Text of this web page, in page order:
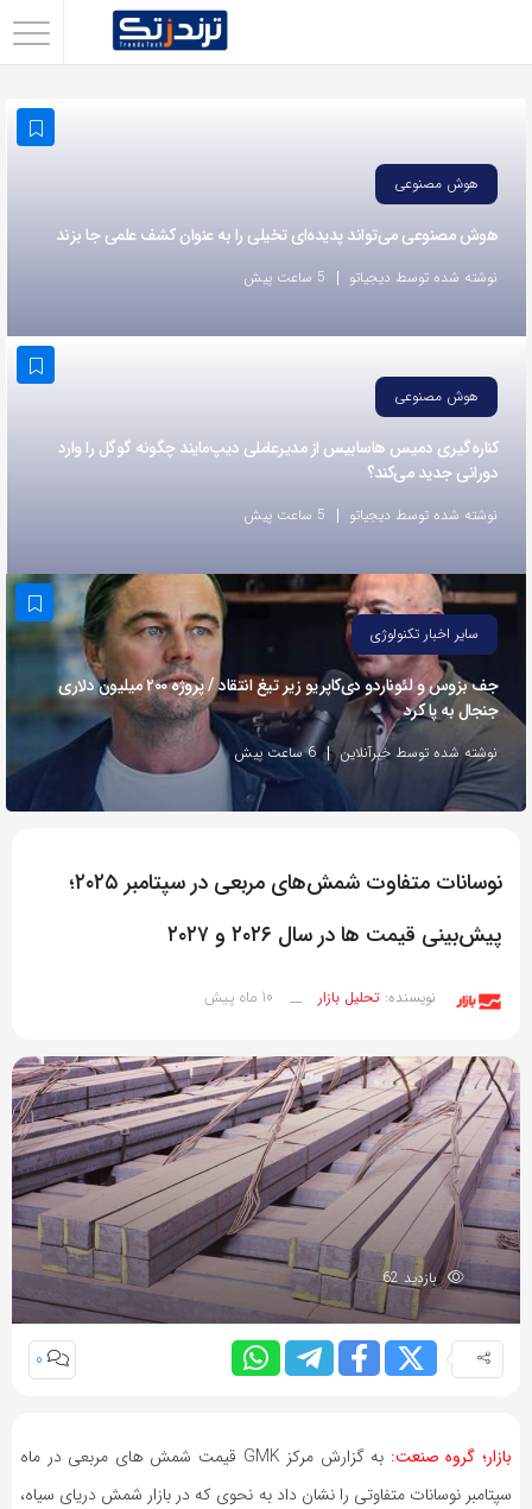
استفاده
روش‌های
زیر
این
صفحه
دوستان
خود
اشتراک
بگذارید.
کپی
لینک
هوش مصنوعی
هوش مصنوعی می‌تواند پدیده‌ای تخیلی را به عنوان کشف علمی جا بزند
نوشته شده توسط دیجیاتو 5 ساعت پیش
هوش مصنوعی
کناره‌گیری دمیس هاسابیس از مدیرعاملی دیپ‌مایند چگونه گوگل را وارد
دورانی جدید می‌کند؟
نوشته شده توسط دیجیاتو 5 ساعت پیش
سایر اخبار تکنولوژی
جف بزوس و لئوناردو دی‌کاپریو زیر تیغ انتقاد / پروژه ۲۰۰ میلیون دلاری
جنجال به پا کرد
نوشته شده توسط خبرآنلاین 6 ساعت پیش
نوسانات متفاوت شمش‌های مربعی در سپتامبر ۲۰۲۵؛
پیش‌بینی قیمت ها در سال ۲۰۲۶ و ۲۰۲۷
نویسنده: تحلیل بازار __ 10 ماه پیش
بازدید 62
0
بازار؛ گروه صنعت:
به گزارش مرکز GMK قیمت شمش ‌های مربعی در ماه
سپتامبر نوسانات متفاوتی را نشان داد به نحوی که در بازار شمش دریای سیاه،